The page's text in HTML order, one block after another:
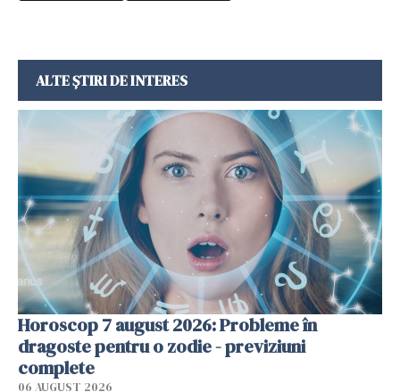
ALTE ȘTIRI DE INTERES
Horoscop 7 august 2026: Probleme în
dragoste pentru o zodie - previziuni
complete
06 AUGUST 2026